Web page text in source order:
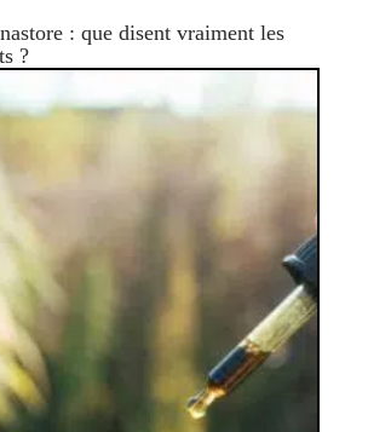
: que disent vraiment les
?